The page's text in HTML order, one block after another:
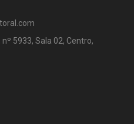
5933, Sala 02, Centro,